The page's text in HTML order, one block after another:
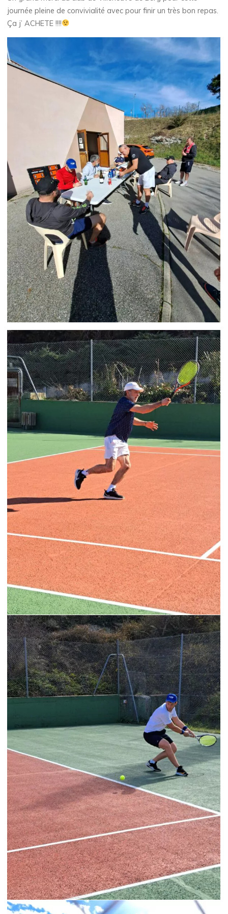
journée pleine de convivialité avec pour finir un très bon repas.
Ça j’ ACHETE !!!!